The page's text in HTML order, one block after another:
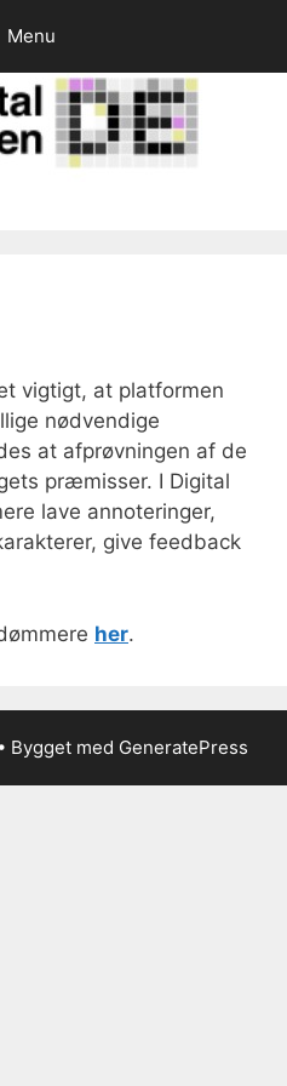
Menu
vigtigt, at platformen
nødvendige
at afprøvningen af de
præmisser. I Digital
lave annoteringer,
give feedback
her.
• Bygget med GeneratePress